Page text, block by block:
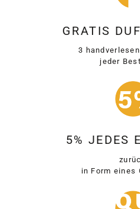
GRATIS
3
jeder
5% JEDES
in Form eines